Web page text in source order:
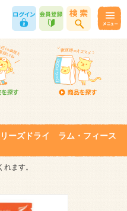
ーズドライ ラム・フィース
ます。